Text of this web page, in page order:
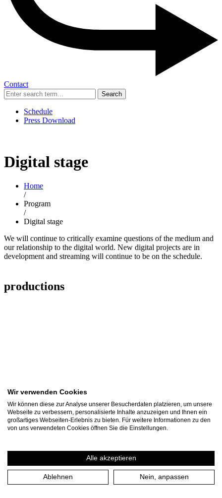
Contact
Search
Schedule
Press Download
Digital stage
Home
/
Program
/
Digital stage
We will continue to critically examine questions of the medium and
our relationship to the digital world. New digital projects are in
development and streaming will continue to be on the schedule.
productions
UN/UNCERTAIN
Wir verwenden Cookies
Wir können diese zur Analyse unserer Besucherdaten platzieren, um unsere
Webseite zu verbessern, personalisierte Inhalte anzuzeigen und Ihnen ein
großartiges Webseiten-Erlebnis zu bieten. Für weitere Informationen zu den
von uns verwendeten Cookies öffnen Sie die Einstellungen.
Alle akzeptieren
Ablehnen Nein, anpassen